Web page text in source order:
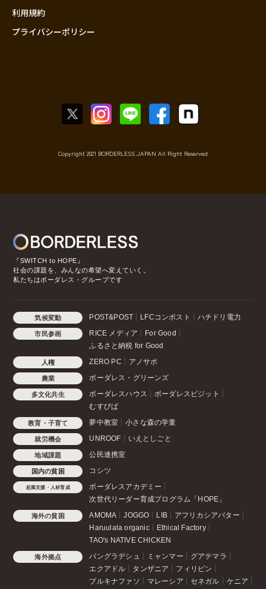
利用規約
プライバシーポリシー
Copyright 2021 BORDERLESS JAPAN All Right Reserved
『SWITCH to HOPE』
社会の課題を、みんなの希望へ変えていく。
私たちはボーダレス・グループです
気候変動 POST&POST LFCコンポスト ハチドリ電力
市民参画 RICE メディア
For Good
ふるさと納税 for Good
人権 ZERO PC アノサポ
農業 ボーダレス・グリーンズ
多文化共生 ボーダレスハウス
ボーダレスビジット
むすびば
教育・子育て 夢中教室 小さな森の学童
就労機会 UNROOF いえとしごと
地域課題 公民連携室
国内の貧困 コシツ
起業支援・人材育成
ボーダレスアカデミー
次世代リーダー育成プログラム「HOPE」
海外の貧困 AMOMA JOGGO LIB
アフリカシアバター
Haruulala organic
Ethical Factory
TAO's NATIVE CHICKEN
海外拠点 バングラデシュ ミャンマー
グアテマラ
エクアドル
タンザニア
フィリピン
ブルキナファソ
マレーシア セネガル ケニア